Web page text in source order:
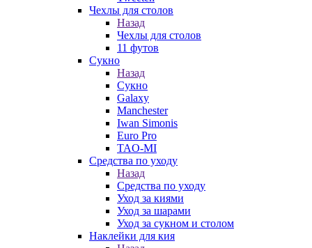
Чехлы для столов
Назад
Чехлы для столов
11 футов
Сукно
Назад
Сукно
Galaxy
Manchester
Iwan Simonis
Euro Pro
TAO-MI
Средства по уходу
Назад
Средства по уходу
Уход за киями
Уход за шарами
Уход за сукном и столом
Наклейки для кия